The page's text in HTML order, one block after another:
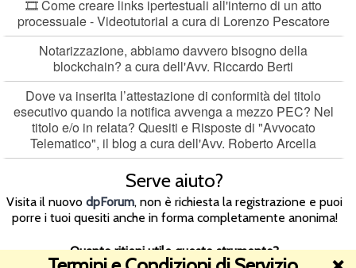
🎞️ Come creare links ipertestuali all'interno di un atto
processuale - Videotutorial a cura di Lorenzo Pescatore
Notarizzazione, abbiamo davvero bisogno della
blockchain? a cura dell'Avv. Riccardo Berti
Dove va inserita l’attestazione di conformità del titolo
esecutivo quando la notifica avvenga a mezzo PEC? Nel
titolo e/o in relata? Quesiti e Risposte di "Avvocato
Telematico", il blog a cura dell'Avv. Roberto Arcella
Serve aiuto?
Visita il nuovodpForum, non è richiesta la registrazione e puoi
porre i tuoi quesiti anche in forma completamente anonima!
Quanto ritieni utile questo strumento?